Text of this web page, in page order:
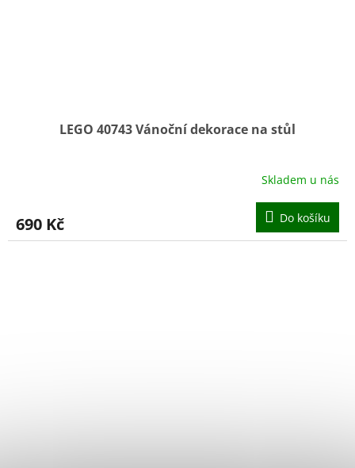
LEGO 40743 Vánoční dekorace na stůl
Skladem u nás
690 Kč Do košíku